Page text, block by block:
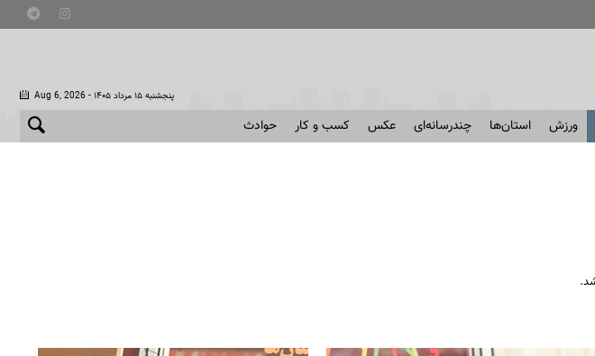
Aug 6, 2026 - پنجشنبه ۱۵ مرداد ۱۴۰۵
ورزش استان‌ها چندرسانه‌ای عکس کسب و کار حوادث